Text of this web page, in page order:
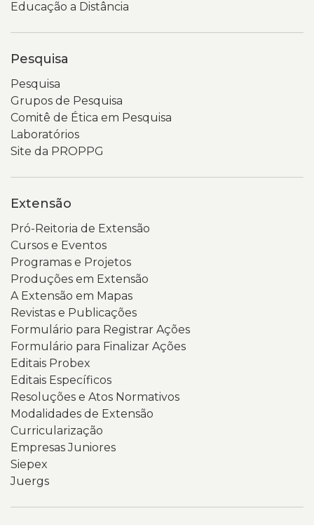
Educação a Distância
Pesquisa
Pesquisa
Grupos de Pesquisa
Comitê de Ética em Pesquisa
Laboratórios
Site da PROPPG
Extensão
Pró-Reitoria de Extensão
Cursos e Eventos
Programas e Projetos
Produções em Extensão
A Extensão em Mapas
Revistas e Publicações
Formulário para Registrar Ações
Formulário para Finalizar Ações
Editais Probex
Editais Específicos
Resoluções e Atos Normativos
Modalidades de Extensão
Curricularização
Empresas Juniores
Siepex
Juergs